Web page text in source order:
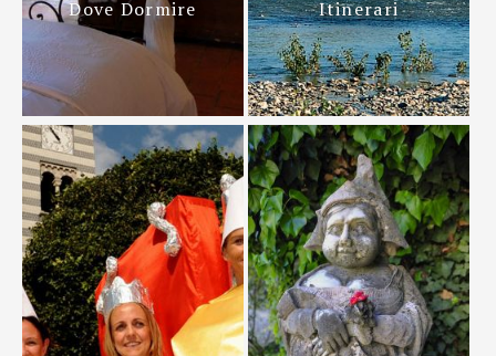
Dove Dormire Itinerari